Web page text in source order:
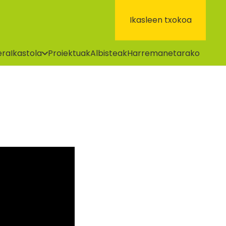
Ikasleen txokoa
Ikastola ProiektuakAlbisteakHarremanetarako